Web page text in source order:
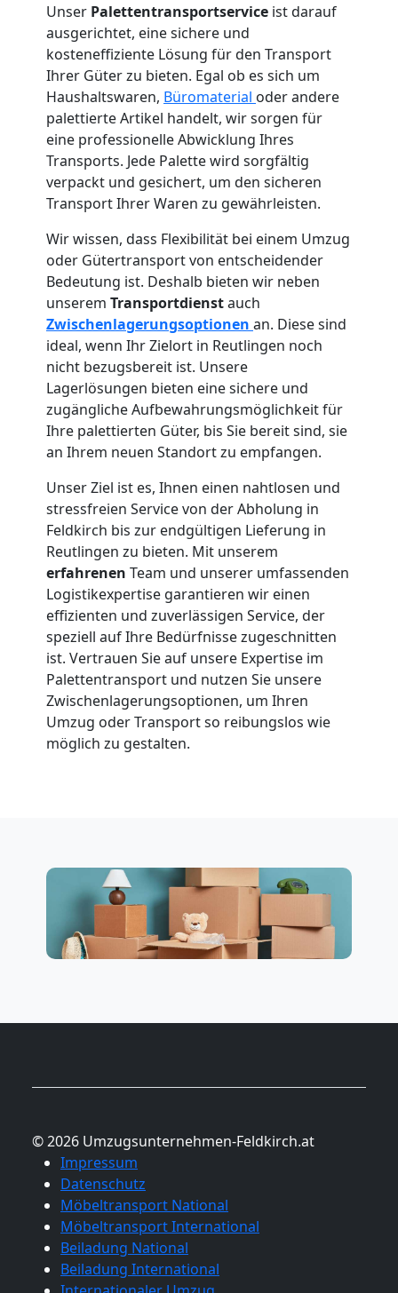
Unser Palettentransportservice ist darauf
ausgerichtet, eine sichere und
kosteneffiziente Lösung für den Transport
Ihrer Güter zu bieten. Egal ob es sich um
Haushaltswaren, Büromaterial oder andere
palettierte Artikel handelt, wir sorgen für
eine professionelle Abwicklung Ihres
Transports. Jede Palette wird sorgfältig
verpackt und gesichert, um den sicheren
Transport Ihrer Waren zu gewährleisten.
Wir wissen, dass Flexibilität bei einem Umzug
oder Gütertransport von entscheidender
Bedeutung ist. Deshalb bieten wir neben
unserem Transportdienstauch
Zwischenlagerungsoptionen an. Diese sind
ideal, wenn Ihr Zielort in Reutlingen noch
nicht bezugsbereit ist. Unsere
Lagerlösungen bieten eine sichere und
zugängliche Aufbewahrungsmöglichkeit für
Ihre palettierten Güter, bis Sie bereit sind, sie
an Ihrem neuen Standort zu empfangen.
Unser Ziel ist es, Ihnen einen nahtlosen und
stressfreien Service von der Abholung in
Feldkirch bis zur endgültigen Lieferung in
Reutlingen zu bieten. Mit unserem
erfahrenen Team und unserer umfassenden
Logistikexpertise garantieren wir einen
effizienten und zuverlässigen Service, der
speziell auf Ihre Bedürfnisse zugeschnitten
ist. Vertrauen Sie auf unsere Expertise im
Palettentransport und nutzen Sie unsere
Zwischenlagerungsoptionen, um Ihren
Umzug oder Transport so reibungslos wie
möglich zu gestalten.
© 2026 Umzugsunternehmen-Feldkirch.at
Impressum
Datenschutz
Möbeltransport National
Möbeltransport International
Beiladung National
Beiladung International